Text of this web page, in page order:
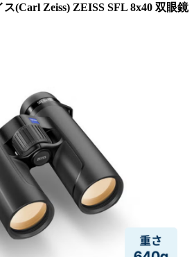
(Carl Zeiss) ZEISS SFL 8x40 双眼鏡